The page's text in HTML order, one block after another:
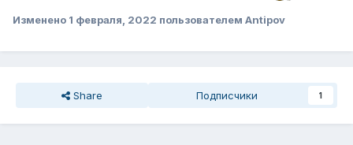
Изменено 1 февраля, 2022 пользователем Antipov
Share Подписчики 1